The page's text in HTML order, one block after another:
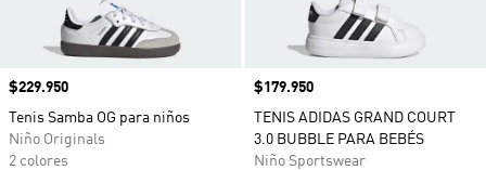
Precio
$229.950
Tenis Samba OG para niños
Niño Originals
2 colores
Precio
$179.950
TENIS ADIDAS GRAND COURT
3.0 BUBBLE PARA BEBÉS
Niño Sportswear